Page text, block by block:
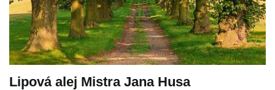
Lipová alej Mistra Jana Husa